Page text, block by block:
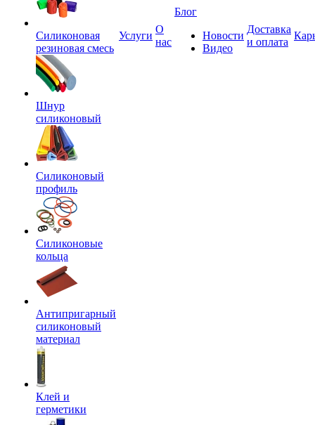
Силиконовая
резиновая смесь
Шнур
силиконовый
Силиконовый
профиль
Силиконовые
кольца
Антипригарный
силиконовый
материал
Клей и
герметики
Услуги
О
нас
Блог
Новости
Видео
Доставка
и оплата